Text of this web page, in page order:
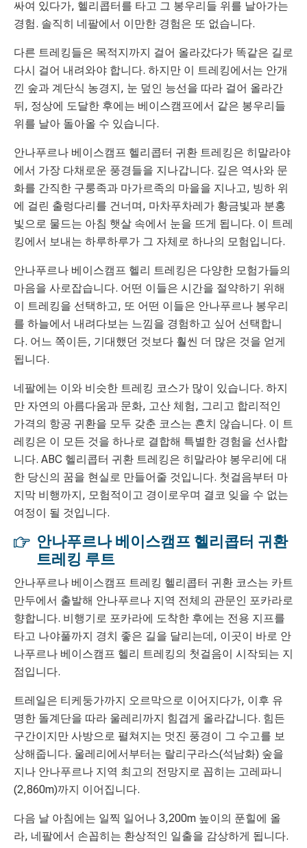
싸여 있다가, 헬리콥터를 타고 그 봉우리들 위를 날아가는
경험. 솔직히 네팔에서 이만한 경험은 또 없습니다.
다른 트레킹들은 목적지까지 걸어 올라갔다가 똑같은 길로
다시 걸어 내려와야 합니다. 하지만 이 트레킹에서는 안개
낀 숲과 계단식 농경지, 눈 덮인 능선을 따라 걸어 올라간
뒤, 정상에 도달한 후에는 베이스캠프에서 같은 봉우리들
위를 날아 돌아올 수 있습니다.
안나푸르나 베이스캠프 헬리콥터 귀환 트레킹은 히말라야
에서 가장 다채로운 풍경들을 지나갑니다. 깊은 역사와 문
화를 간직한 구룽족과 마가르족의 마을을 지나고, 빙하 위
에 걸린 출렁다리를 건너며, 마차푸차레가 황금빛과 분홍
빛으로 물드는 아침 햇살 속에서 눈을 뜨게 됩니다. 이 트레
킹에서 보내는 하루하루가 그 자체로 하나의 모험입니다.
안나푸르나 베이스캠프 헬리 트레킹은 다양한 모험가들의
마음을 사로잡습니다. 어떤 이들은 시간을 절약하기 위해
이 트레킹을 선택하고, 또 어떤 이들은 안나푸르나 봉우리
를 하늘에서 내려다보는 느낌을 경험하고 싶어 선택합니
다. 어느 쪽이든, 기대했던 것보다 훨씬 더 많은 것을 얻게
됩니다.
네팔에는 이와 비슷한 트레킹 코스가 많이 있습니다. 하지
만 자연의 아름다움과 문화, 고산 체험, 그리고 합리적인
가격의 항공 귀환을 모두 갖춘 코스는 흔치 않습니다. 이 트
레킹은 이 모든 것을 하나로 결합해 특별한 경험을 선사합
니다. ABC 헬리콥터 귀환 트레킹은 히말라야 봉우리에 대
한 당신의 꿈을 현실로 만들어줄 것입니다. 첫걸음부터 마
지막 비행까지, 모험적이고 경이로우며 결코 잊을 수 없는
여정이 될 것입니다.
안나푸르나 베이스캠프 헬리콥터 귀환
트레킹 루트
안나푸르나 베이스캠프 트레킹 헬리콥터 귀환 코스는 카트
만두에서 출발해 안나푸르나 지역 전체의 관문인 포카라로
향합니다. 비행기로 포카라에 도착한 후에는 전용 지프를
타고 나야풀까지 경치 좋은 길을 달리는데, 이곳이 바로 안
나푸르나 베이스캠프 헬리 트레킹의 첫걸음이 시작되는 지
점입니다.
트레일은 티케둥가까지 오르막으로 이어지다가, 이후 유
명한 돌계단을 따라 울레리까지 힘겹게 올라갑니다. 힘든
구간이지만 사방으로 펼쳐지는 멋진 풍경이 그 수고를 보
상해줍니다. 울레리에서부터는 랄리구라스(석남화) 숲을
지나 안나푸르나 지역 최고의 전망지로 꼽히는 고레파니
(2,860m)까지 이어집니다.
다음 날 아침에는 일찍 일어나 3,200m 높이의 푼힐에 올
라, 네팔에서 손꼽히는 환상적인 일출을 감상하게 됩니다.